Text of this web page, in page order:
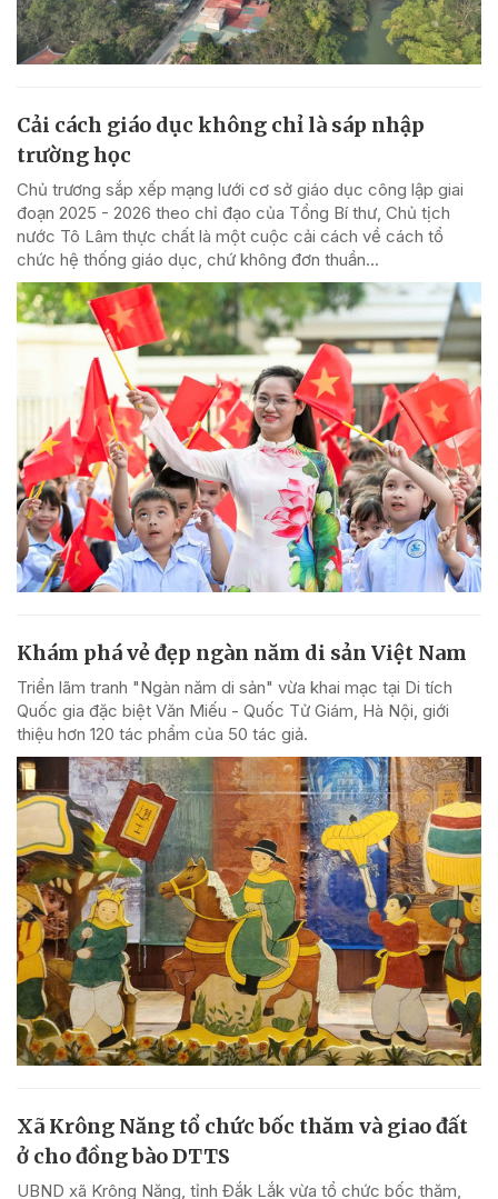
Cải cách giáo dục không chỉ là sáp nhập
trường học
Chủ trương sắp xếp mạng lưới cơ sở giáo dục công lập giai
đoạn 2025 - 2026 theo chỉ đạo của Tổng Bí thư, Chủ tịch
nước Tô Lâm thực chất là một cuộc cải cách về cách tổ
chức hệ thống giáo dục, chứ không đơn thuần...
Khám phá vẻ đẹp ngàn năm di sản Việt Nam
Triển lãm tranh "Ngàn năm di sản" vừa khai mạc tại Di tích
Quốc gia đặc biệt Văn Miếu - Quốc Tử Giám, Hà Nội, giới
thiệu hơn 120 tác phẩm của 50 tác giả.
Xã Krông Năng tổ chức bốc thăm và giao đất
ở cho đồng bào DTTS
UBND xã Krông Năng, tỉnh Đắk Lắk vừa tổ chức bốc thăm,